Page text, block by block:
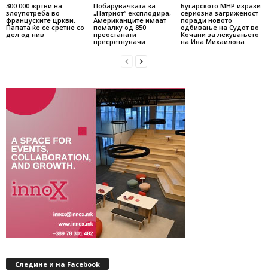
300.000 жртви на
злоупотреба во
француските цркви,
Папата ќе се сретне со
дел од нив
Побарувачката за
„Патриот“ експлодира,
Американците имаат
помалку од 850
преостанати
пресретнувачи
Бугарското МНР изрази
сериозна загриженост
поради новото
одбивање на Судот во
Кочани за лекувањето
на Ива Михаилова
Следине и на Facebook